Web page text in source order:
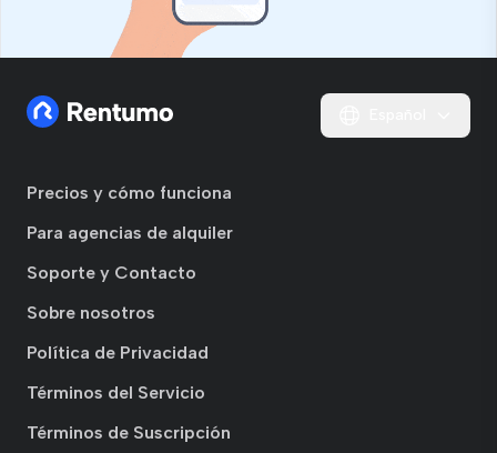
Precios y cómo funciona
Para agencias de alquiler
Soporte y Contacto
Sobre nosotros
Política de Privacidad
Términos del Servicio
Términos de Suscripción